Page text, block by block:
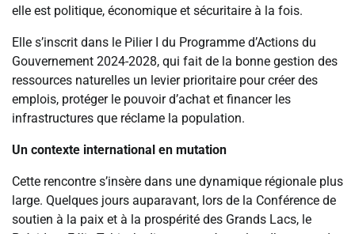
elle est politique, économique et sécuritaire à la fois.
Elle s’inscrit dans le Pilier I du Programme d’Actions du
Gouvernement 2024-2028, qui fait de la bonne gestion des
ressources naturelles un levier prioritaire pour créer des
emplois, protéger le pouvoir d’achat et financer les
infrastructures que réclame la population.
Un contexte international en mutation
Cette rencontre s’insère dans une dynamique régionale plus
large. Quelques jours auparavant, lors de la Conférence de
soutien à la paix et à la prospérité des Grands Lacs, le